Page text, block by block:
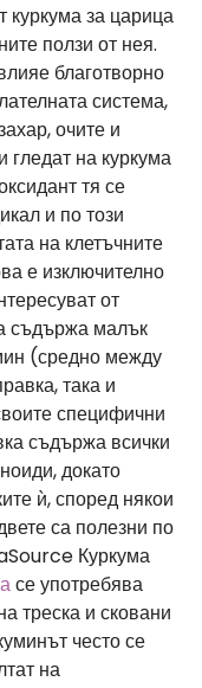
куркума за царица
ползи от нея.
благотворно
система,
очите и
гледат на куркума
тя се
и по този
на клетъчните
е изключително
от
съдържа малък
(средно между
така и
специфични
съдържа всички
докато
ѝ, според някои
са полезни по
Куркума
се употребява
треска и сковани
често се
на